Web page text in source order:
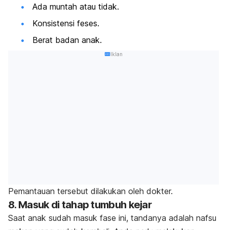
Ada muntah atau tidak.
Konsistensi feses.
Berat badan anak.
Iklan
Pemantauan tersebut dilakukan oleh dokter.
8. Masuk di tahap tumbuh kejar
Saat anak sudah masuk fase ini, tandanya adalah nafsu